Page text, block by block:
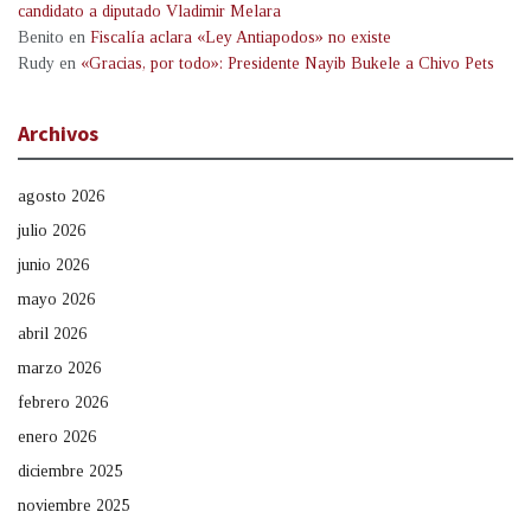
candidato a diputado Vladimir Melara
Benito en Fiscalía aclara «Ley Antiapodos» no existe
Rudy en «Gracias, por todo»: Presidente Nayib Bukele a Chivo Pets
Archivos
agosto 2026
julio 2026
junio 2026
mayo 2026
abril 2026
marzo 2026
febrero 2026
enero 2026
diciembre 2025
noviembre 2025